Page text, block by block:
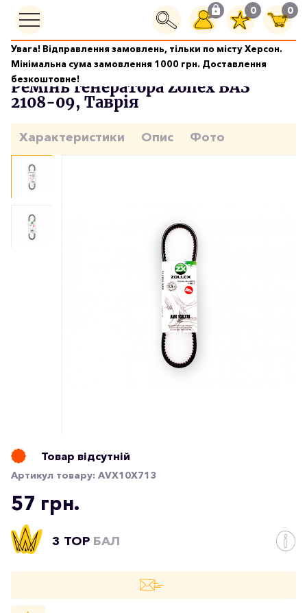
0 0
Увага! Відправлення замовлень, тільки по місту Херсон.
Мінімальна сума замовлення 1000 грн. Доставлення
безкоштовне!
Двигун Ремінь генератора Zollex ВАЗ 2108-09, Таврія
Ремінь генератора Zollex ВАЗ
2108-09, Таврія
Характеристики Опис Фото
Товар відсутній
Артикул товару: AVX10X713
57 грн.
3 TOP БАЛ